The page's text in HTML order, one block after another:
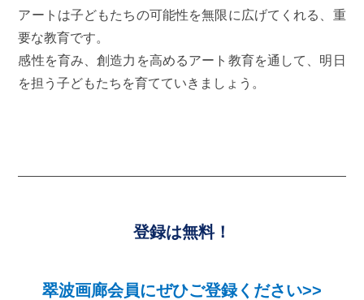
アートは子どもたちの可能性を無限に広げてくれる、重
要な教育です。
感性を育み、創造力を高めるアート教育を通して、明日
を担う子どもたちを育てていきましょう。
登録は無料！
翠波画廊会員にぜひご登録ください>>